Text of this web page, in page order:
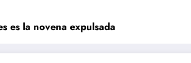
es la novena expulsada